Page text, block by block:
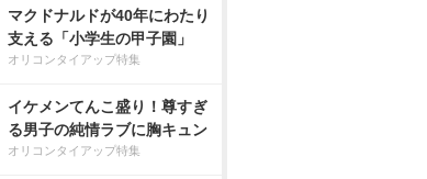
マクドナルドが40年にわたり
支える「小学生の甲子園」
オリコンタイアップ特集
イケメンてんこ盛り！尊すぎ
る男子の純情ラブに胸キュン
オリコンタイアップ特集